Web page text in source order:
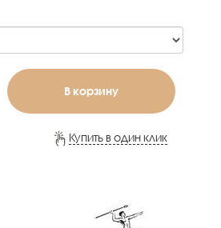
В корзину
Купить в один клик